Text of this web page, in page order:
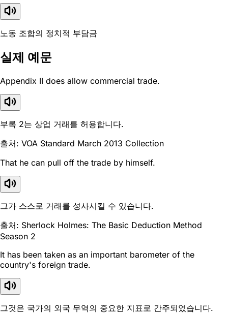
노동 조합의 정치적 부담금
실제 예문
Appendix II does allow commercial trade.
부록 2는 상업 거래를 허용합니다.
출처: VOA Standard March 2013 Collection
That he can pull off the trade by himself.
그가 스스로 거래를 성사시킬 수 있습니다.
출처: Sherlock Holmes: The Basic Deduction Method
Season 2
It has been taken as an important barometer of the
country's foreign trade.
그것은 국가의 외국 무역의 중요한 지표로 간주되었습니다.